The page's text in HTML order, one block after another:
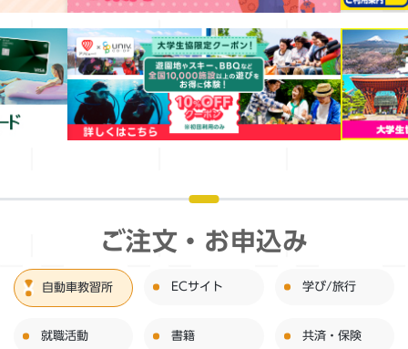
2026年06月09日(火)
【ご協力のお願い】携帯キャリアへ電波改善要望を
お願いします
お知らせ
2026年度第27回通常総代会開催のご報告
2026年3月卒業生向け
卒業式用レンタル袴のご案内（2026年前期日程）
卒業生予定者向け
ご注文・お申込み
自動車教習所 ECサイト 学び/旅行
就職活動 書籍 共済・保険